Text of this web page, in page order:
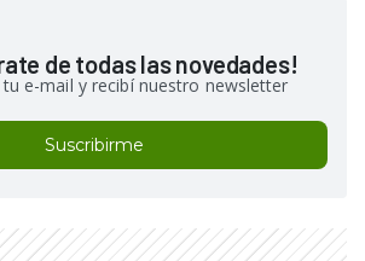
de todas las novedades!
tu e-mail y recibí nuestro newsletter
Suscribirme